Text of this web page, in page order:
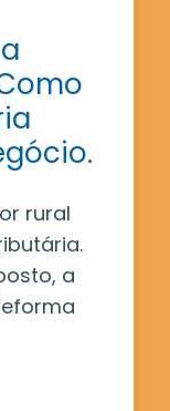
rural
a